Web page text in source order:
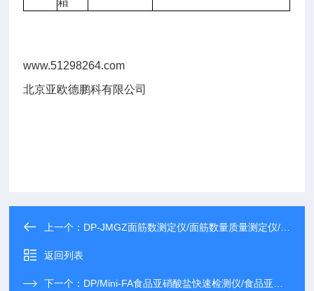
www.51298264.com
北京亚欧德鹏科有限公司
上一个： DP-JMGZ面筋数测定仪/面筋数量质量测定仪/面筋含量检测仪
返回列表
下一个： DP/Mini-FA食品亚硝酸盐快速检测仪/食品亚硝酸盐检测仪/食品亚硝酸盐快速测定仪